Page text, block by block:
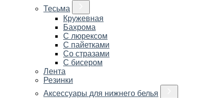
Тесьма
Кружевная
Бахрома
С люрексом
С пайетками
Со стразами
С бисером
Лента
Резинки
Аксессуары для нижнего белья